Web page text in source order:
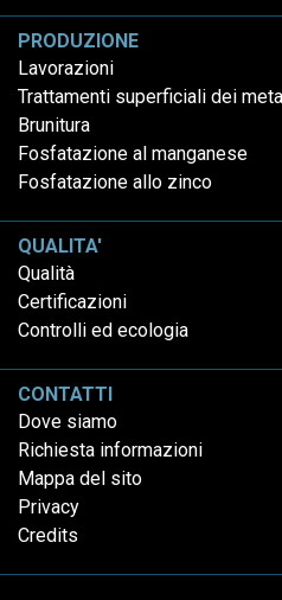
PRODUZIONE
Lavorazioni
Trattamenti superficiali dei
Brunitura
Fosfatazione al manganese
Fosfatazione allo zinco
QUALITA'
Qualità
Certificazioni
Controlli ed ecologia
CONTATTI
Dove siamo
Richiesta informazioni
Mappa del sito
Privacy
Credits